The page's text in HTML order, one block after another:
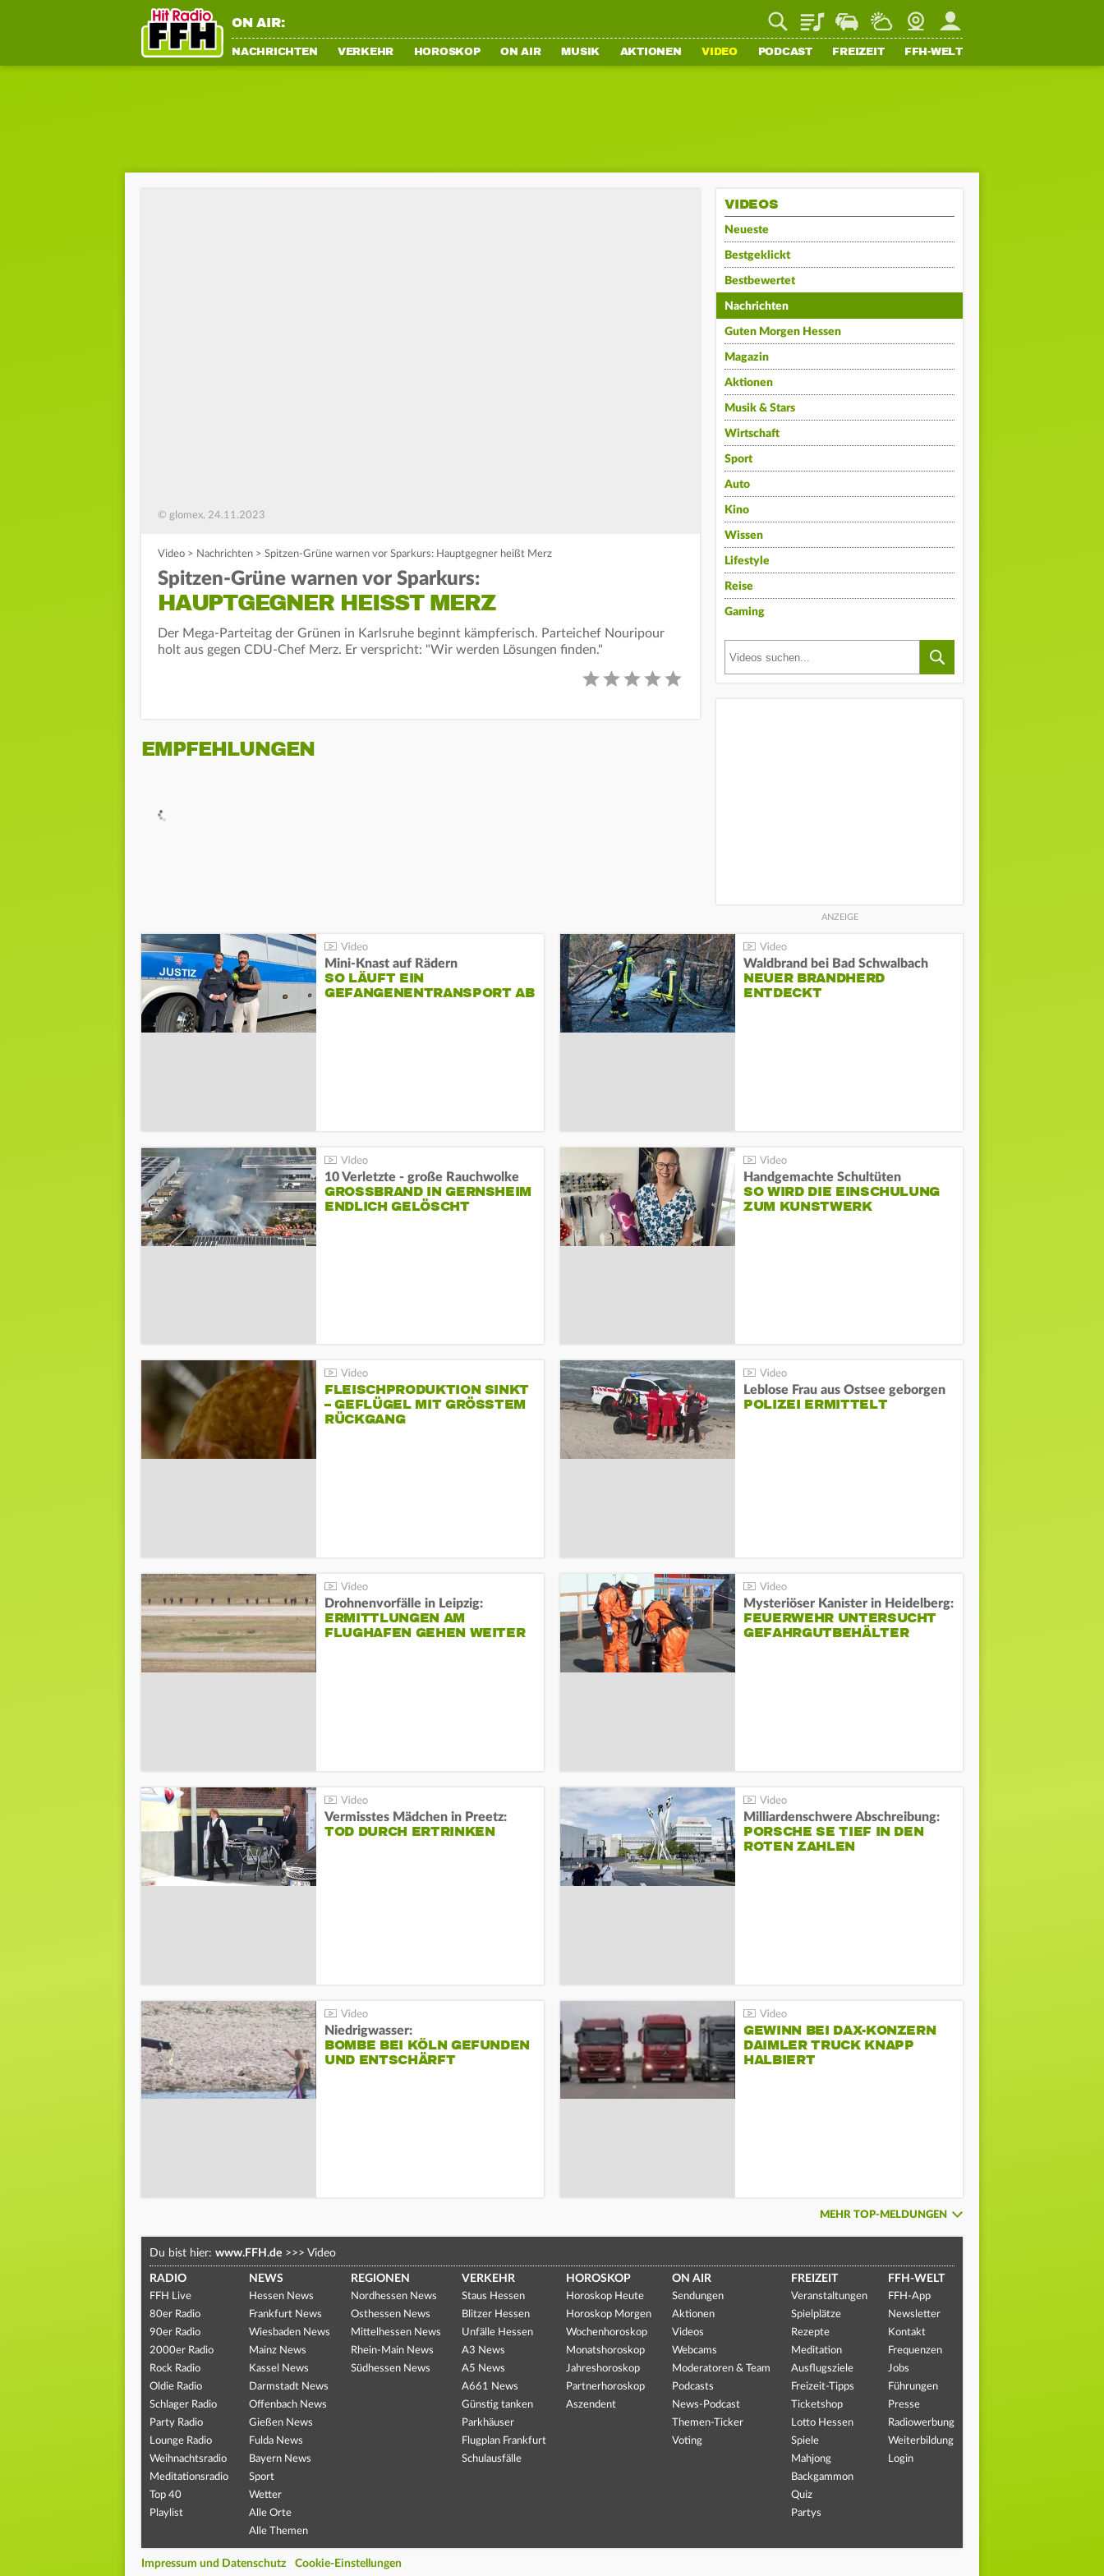
ON AIR: PlaylistStaupilotWetterWebcamMein FFH
NACHRICHTEN VERKEHR HOROSKOP ON AIR MUSIK AKTIONEN VIDEO PODCAST FREIZEIT FFH-WELT
© glomex, 24.11.2023
Video > Nachrichten > Spitzen-Grüne warnen vor Sparkurs: Hauptgegner heißt Merz
Spitzen-Grüne warnen vor Sparkurs:
HAUPTGEGNER HEISST MERZ
Der Mega-Parteitag der Grünen in Karlsruhe beginnt kämpferisch. Parteichef Nouripour
holt aus gegen CDU-Chef Merz. Er verspricht: "Wir werden Lösungen finden."
EMPFEHLUNGEN
VIDEOS
Neueste
Bestgeklickt
Bestbewertet
Nachrichten
Guten Morgen Hessen
Magazin
Aktionen
Musik & Stars
Wirtschaft
Sport
Auto
Kino
Wissen
Lifestyle
Reise
Gaming
Mini-Knast auf Rädern
SO LÄUFT EIN
GEFANGENENTRANSPORT AB
Waldbrand bei Bad Schwalbach
NEUER BRANDHERD
ENTDECKT
10 Verletzte - große Rauchwolke
GROSSBRAND IN GERNSHEIM E
NDLICH GELÖSCHT
Handgemachte Schultüten
SO WIRD DIE EINSCHULUNG
ZUM KUNSTWERK
FLEISCHPRODUKTION SINKT
– GEFLÜGEL MIT GRÖSSTEM R
ÜCKGANG
Leblose Frau aus Ostsee geborgen
POLIZEI ERMITTELT
Drohnenvorfälle in Leipzig:
ERMITTLUNGEN AM
FLUGHAFEN GEHEN WEITER
Mysteriöser Kanister in Heidelberg:
FEUERWEHR UNTERSUCHT
GEFAHRGUTBEHÄLTER
Vermisstes Mädchen in Preetz:
TOD DURCH ERTRINKEN
Milliardenschwere Abschreibung:
PORSCHE SE TIEF IN DEN
ROTEN ZAHLEN
Niedrigwasser:
BOMBE BEI KÖLN GEFUNDEN
UND ENTSCHÄRFT
GEWINN BEI DAX-KONZERN
DAIMLER TRUCK KNAPP
HALBIERT
MEHR TOP-MELDUNGEN
Du bist hier: www.FFH.de >>> Video
RADIO
FFH Live
80er Radio
90er Radio
2000er Radio
Rock Radio
Oldie Radio
Schlager Radio
Party Radio
Lounge Radio
Weihnachtsradio
Meditationsradio
Top 40
Playlist
NEWS
Hessen News
Frankfurt News
Wiesbaden News
Mainz News
Kassel News
Darmstadt News
Offenbach News
Gießen News
Fulda News
Bayern News
Sport
Wetter
Alle Orte
Alle Themen
REGIONEN
Nordhessen News
Osthessen News
Mittelhessen News
Rhein-Main News
Südhessen News
VERKEHR
Staus Hessen
Blitzer Hessen
Unfälle Hessen
A3 News
A5 News
A661 News
Günstig tanken
Parkhäuser
Flugplan Frankfurt
Schulausfälle
HOROSKOP
Horoskop Heute
Horoskop Morgen
Wochenhoroskop
Monatshoroskop
Jahreshoroskop
Partnerhoroskop
Aszendent
ON AIR
Sendungen
Aktionen
Videos
Webcams
Moderatoren & Team
Podcasts
News-Podcast
Themen-Ticker
Voting
FREIZEIT
Veranstaltungen
Spielplätze
Rezepte
Meditation
Ausflugsziele
Freizeit-Tipps
Ticketshop
Lotto Hessen
Spiele
Mahjong
Backgammon
Quiz
Partys
FFH-WELT
FFH-App
Newsletter
Kontakt
Frequenzen
Jobs
Führungen
Presse
Radiowerbung
Weiterbildung
Login
Impressum und Datenschutz Cookie-Einstellungen